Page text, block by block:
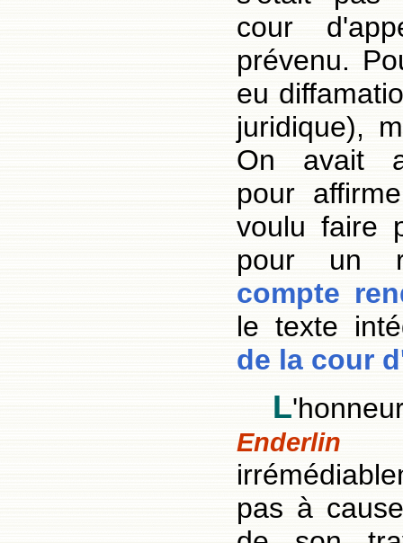
cour
prévenu.
eu
juridique),
On avait
pour
voulu faire
pour un
compte
le texte
de la cour
L
Enderlin
pas à